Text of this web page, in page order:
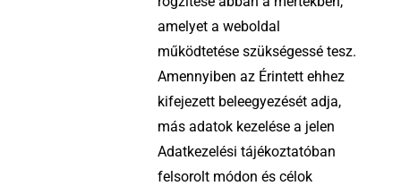
amelyet a weboldal
működtetése szükségessé tesz.
Amennyiben az Érintett ehhez
kifejezett beleegyezését adja,
más adatok kezelése a jelen
Adatkezelési tájékoztatóban
felsorolt módon és célok